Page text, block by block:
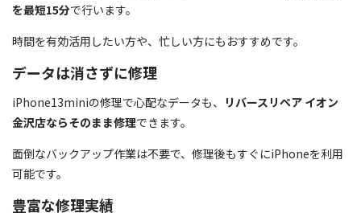
を最短15分で行います。
時間を有効活用したい方や、忙しい方にもおすすめです。
データは消さずに修理
iPhone13miniの修理で心配なデータも、 リバースリペア イオン
金沢店ならそのまま修理できます。
面倒なバックアップ作業は不要で、修理後もすぐにiPhoneを利用
可能です。
豊富な修理実績